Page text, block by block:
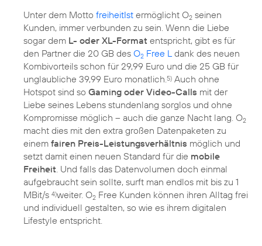
Unter dem Motto freiheitIst ermöglicht O2 seinen
Kunden, immer verbunden zu sein. Wenn die Liebe
sogar dem L- oder XL-Format entspricht, gibt es für
den Partner die 20 GB des O2 Free L dank des neuen
Kombivorteils schon für 29,99 Euro und die 25 GB für
unglaubliche 39,99 Euro monatlich. 5) Auch ohne
Hotspot sind so Gaming oder Video-Calls mit der
Liebe seines Lebens stundenlang sorglos und ohne
Kompromisse möglich – auch die ganze Nacht lang. O2
macht dies mit den extra großen Datenpaketen zu
einem fairen Preis-Leistungsverhältnis möglich und
setzt damit einen neuen Standard für die mobile
Freiheit . Und falls das Datenvolumen doch einmal
aufgebraucht sein sollte, surft man endlos mit bis zu 1
MBit/s 4)weiter. O2 Free Kunden können ihren Alltag frei
und individuell gestalten, so wie es ihrem digitalen
Lifestyle entspricht.